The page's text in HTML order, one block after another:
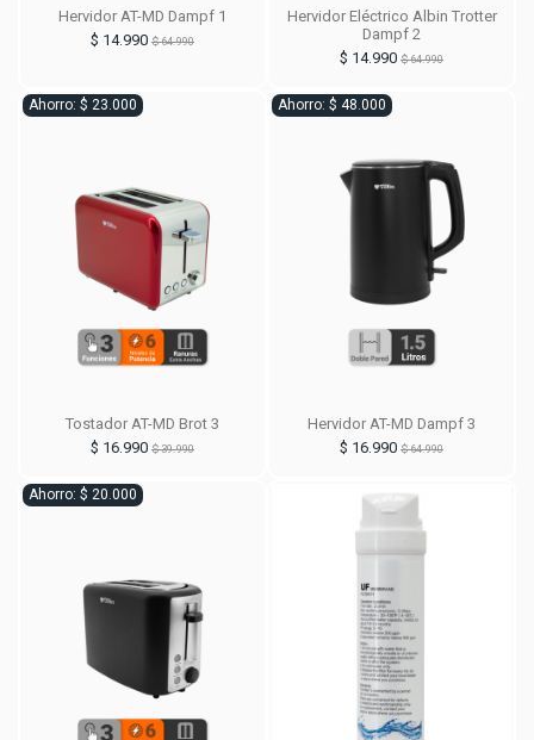
Hervidor AT-MD Dampf 1
$ 14.990 $ 64.990
Hervidor Eléctrico Albin Trotter
Dampf 2
$ 14.990 $ 64.990
Ahorro: $ 23.000
Tostador AT-MD Brot 3
$ 16.990 $ 39.990
Ahorro: $ 48.000
Hervidor AT-MD Dampf 3
$ 16.990 $ 64.990
Ahorro: $ 20.000